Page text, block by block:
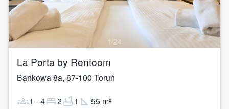
1/24
La Porta by Rentoom
Bankowa 8a, 87-100 Toruń
groups1 -4bed2bathtub1 square_foot 55 m²